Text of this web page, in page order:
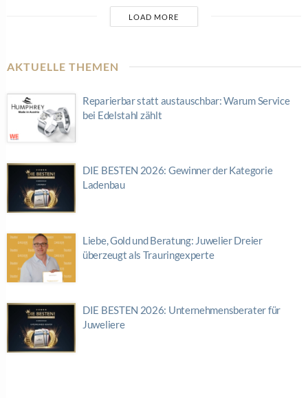
LOAD MORE
AKTUELLE THEMEN
Reparierbar statt austauschbar: Warum Service
bei Edelstahl zählt
DIE BESTEN 2026: Gewinner der Kategorie
Ladenbau
Liebe, Gold und Beratung: Juwelier Dreier
überzeugt als Trauringexperte
DIE BESTEN 2026: Unternehmensberater für
Juweliere